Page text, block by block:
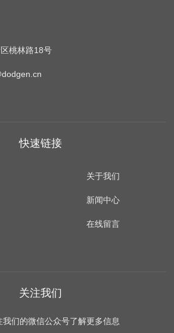
桃林路18号
快速链接
关于我们
新闻中心
在线留言
关注我们
我们的微信公众号了解更多信息